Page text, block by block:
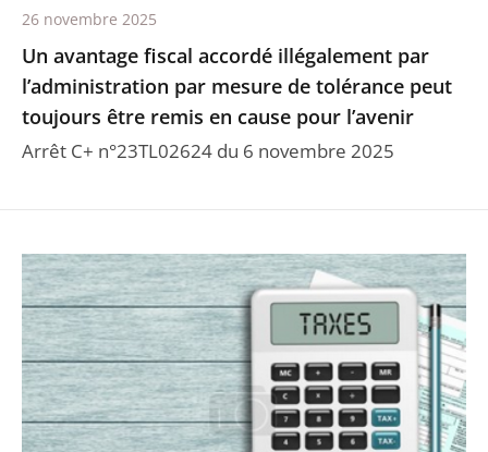
Un avantage fiscal accordé illégalement par
l’administration par mesure de tolérance peut
toujours être remis en cause pour l’avenir
Arrêt C+ n°23TL02624 du 6 novembre 2025
26 novembre 2025